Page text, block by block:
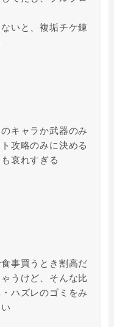
いと、複垢チケ錬
キャラか武器のみ
攻略のみに決める
哀れすぎる
事買うとき割高だ
うけど、そんな比
ハズレのゴミをみ